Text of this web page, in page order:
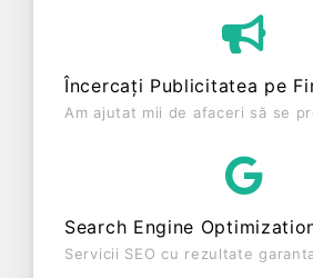
contribuție semnificativă pe piața
NILAY SRL a fost fondată în anul
societatea a înregistrat un profit de
cifră de afaceri de 0 RON,
fiscal. DUZEL NILAY SRL este o
punct de vedere fiscal si are
Societatea nu este plătitoare de
Încercați Publicitatea pe
Am ajutat mii de afaceri să se
Search Engine
Servicii SEO cu rezultate